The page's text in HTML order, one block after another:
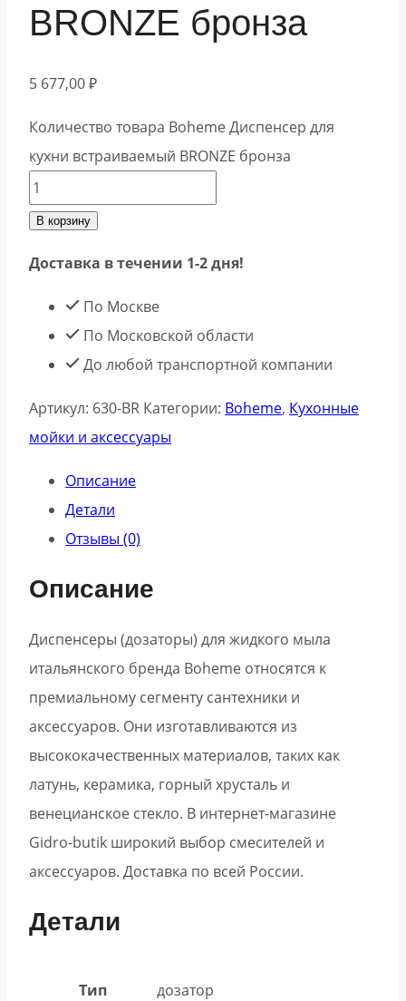
BRONZE бронза
5 677,00₽
Количество товара Boheme Диспенсер для
кухни встраиваемый BRONZE бронза
В корзину
Доставка в течении 1-2 дня!
По Москве
По Московской области
До любой транспортной компании
Артикул: 630-BR Категории: Boheme, Кухонные
мойки и аксессуары
Описание
Детали
Отзывы (0)
Описание
Диспенсеры (дозаторы) для жидкого мыла
итальянского бренда Boheme относятся к
премиальному сегменту сантехники и
аксессуаров. Они изготавливаются из
высококачественных материалов, таких как
латунь, керамика, горный хрусталь и
венецианское стекло. В интернет-магазине
Gidro-butik широкий выбор смесителей и
аксессуаров. Доставка по всей России.
Детали
Тип дозатор